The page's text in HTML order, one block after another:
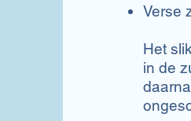
Verse
Het
in de